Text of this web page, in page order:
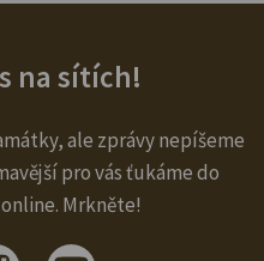
na sítích!
ale zprávy nepíšeme
pro vás ťukáme do
Mrkněte!